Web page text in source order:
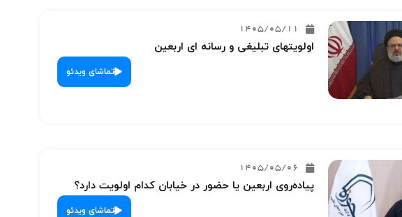
1405/05/11
اولویتهای تبلیغی و رسانه ای اربعین
تماشای ویدئو
1405/05/06
پیاده‌روی اربعین یا حضور در خیابان کدام اولویت دارد؟
تماشای ویدئو